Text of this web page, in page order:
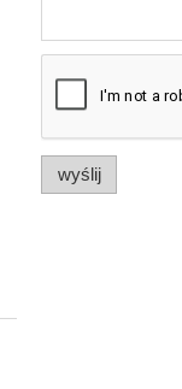
wyślij